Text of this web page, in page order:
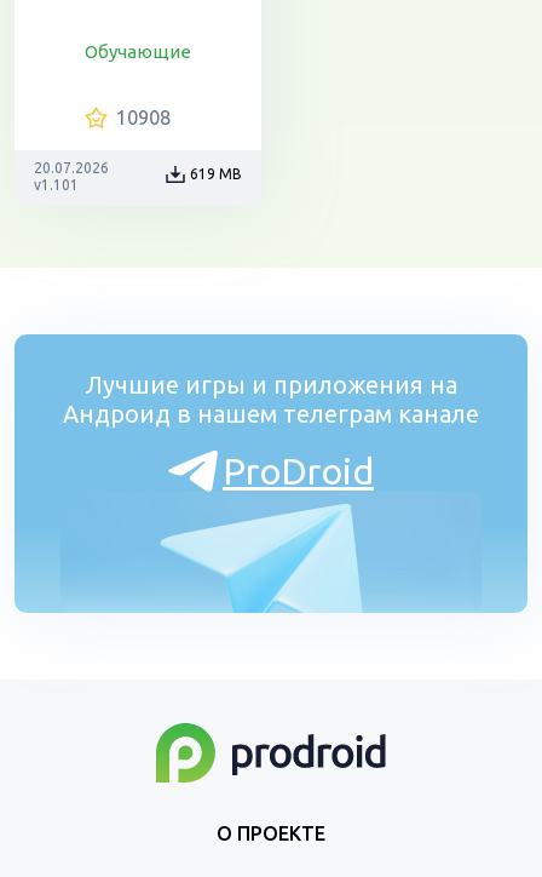
Обучающие
10908
20.07.2026
v1.101
619 MB
Лучшие игры и приложения на
Андроид в нашем телеграм канале
ProDroid
О ПРОЕКТЕ